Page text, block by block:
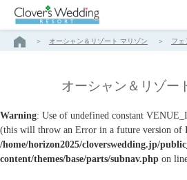
オーシャン＆リゾート マリゾン フェ
オーシャン＆リゾー
Warning: Use of undefined constant
(this will throw an Error in a future version of
/home/horizon2025/cloverswedding.jp/
content/themes/base/parts/subnav.php on